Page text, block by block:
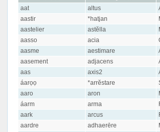
aat
altus
aastir
*hatjan
aastelier
astĕlla
aasso
acia
aasme
aestimare
aasement
adjacens
aas
axis2
áarọọ
*arrĕstare
aaro
aron
áarm
arma
aark
arcus
aardre
adhaerēre